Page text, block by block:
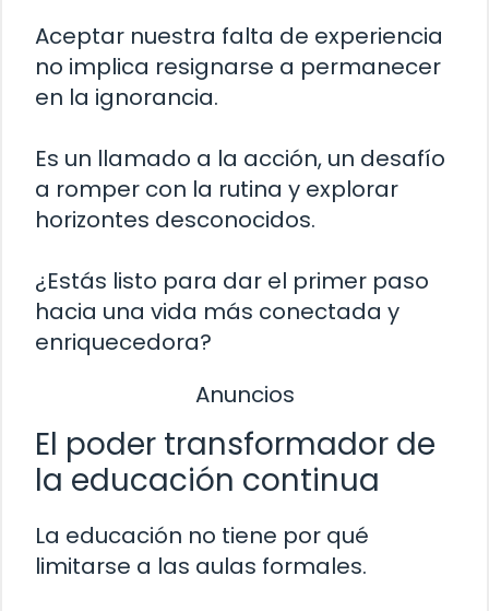
Aceptar nuestra falta de experiencia
no implica resignarse a permanecer
en la ignorancia.
Es un llamado a la acción, un desafío
a romper con la rutina y explorar
horizontes desconocidos.
¿Estás listo para dar el primer paso
hacia una vida más conectada y
enriquecedora?
Anuncios
El poder transformador de
la educación continua
La educación no tiene por qué
limitarse a las aulas formales.